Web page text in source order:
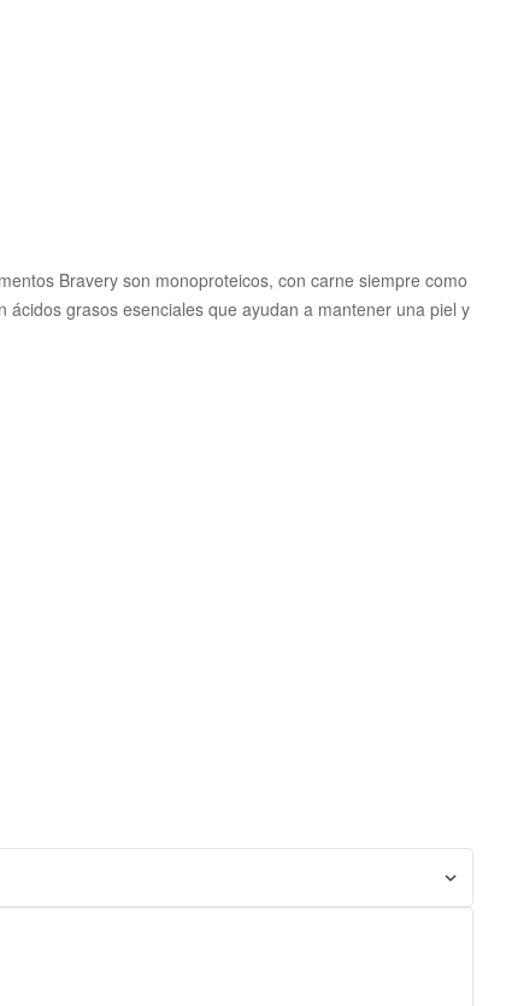
Bravery son monoproteicos, con carne siempre como
grasos esenciales que ayudan a mantener una piel y